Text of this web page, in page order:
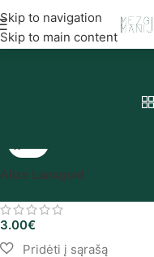
Skip to navigation
Skip to main content
Alize Lanagold
3.00€